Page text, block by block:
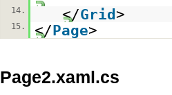
14.
</Grid>
15. </Page>
Page2.xaml.cs